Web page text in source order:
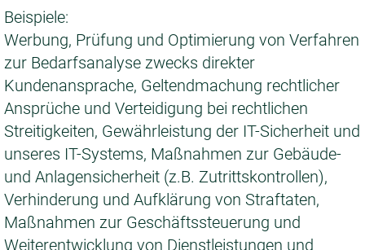
Beispiele:
Werbung, Prüfung und Optimierung von Verfahren
zur Bedarfsanalyse zwecks direkter
Kundenansprache, Geltendmachung rechtlicher
Ansprüche und Verteidigung bei rechtlichen
Streitigkeiten, Gewährleistung der IT-Sicherheit und
unseres IT-Systems, Maßnahmen zur Gebäude-
und Anlagensicherheit (z.B. Zutrittskontrollen),
Verhinderung und Aufklärung von Straftaten,
Maßnahmen zur Geschäftssteuerung und
Weiterentwicklung von Dienstleistungen und